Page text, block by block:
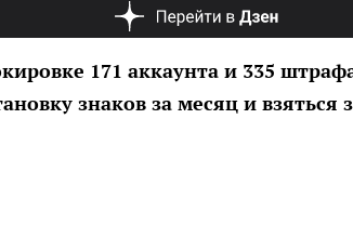
171 аккаунта и 335
знаков за месяц и